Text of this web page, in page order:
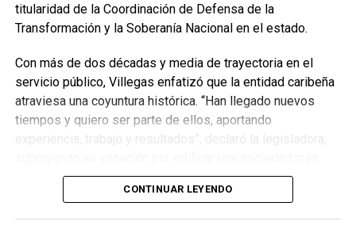
Recibe las noticias al instante
importantes de Quintana Roo directamente
en tu teléfono.
titularidad de la Coordinación de Defensa de la
Transformación y la Soberanía Nacional en el estado.
Con más de dos décadas y media de trayectoria en el
servicio público, Villegas enfatizó que la entidad caribeña
atraviesa una coyuntura histórica. “Han llegado nuevos
tiempos y quiero ser parte de ellos, aportando
experiencia, trabajo y resultados”, declaró la legisladora,
justa, unida y equitativa.
CONTINUAR LEYENDO